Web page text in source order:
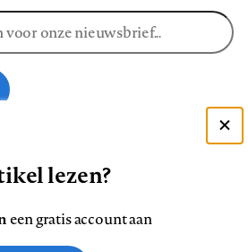
ons
lezen?
een gratis account aan